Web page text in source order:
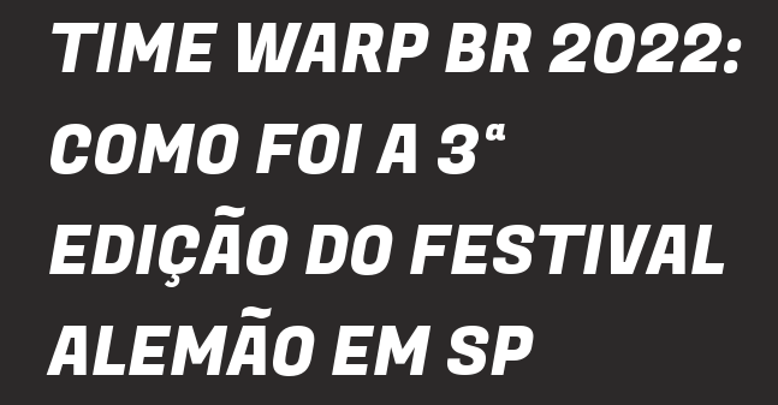
TIME WARP BR 2022:
COMO FOI A 3ª
EDIÇÃO DO FESTIVAL
ALEMÃO EM SP